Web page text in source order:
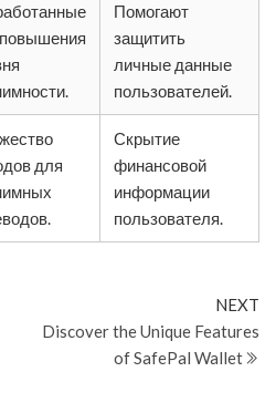
Помогают
защитить
личные данные
пользователей.
для
Скрытие
финансовой
информации
пользователя.
NEXT
Discover the Unique Features
of SafePal Wallet